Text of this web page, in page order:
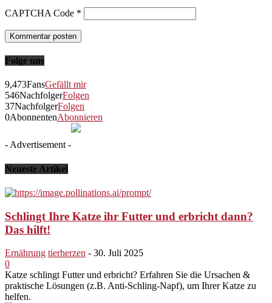
CAPTCHA Code *
Folge uns
9,473FansGefällt mir
546NachfolgerFolgen
37NachfolgerFolgen
0AbonnentenAbonnieren
- Advertisement -
Neueste Artikel
Schlingt Ihre Katze ihr Futter und erbricht dann?
Das hilft!
Ernährung tierherzen - 30. Juli 2025
0
Katze schlingt Futter und erbricht? Erfahren Sie die Ursachen &
praktische Lösungen (z.B. Anti-Schling-Napf), um Ihrer Katze zu
helfen.